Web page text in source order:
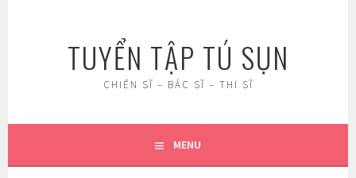
TUYỂN TẬP TÚ SỤN
CHIẾN SĨ – BÁC SĨ – THI SĨ
MENU